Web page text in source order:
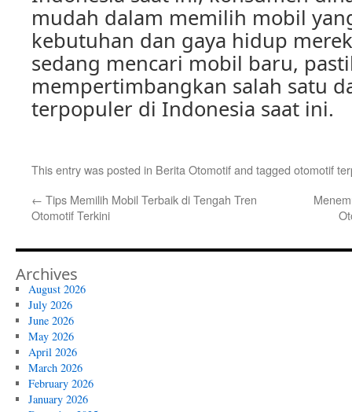
mudah dalam memilih mobil
kebutuhan dan gaya hidup
sedang mencari mobil baru,
mempertimbangkan salah satu
terpopuler di Indonesia saat ini.
This entry was posted in Berita Otomotifand tagged otomotif
← Tips Memilih Mobil Terbaik di Tengah Tren
Otomotif Terkini
Archives
August 2026
July 2026
June 2026
May 2026
April 2026
March 2026
February 2026
January 2026